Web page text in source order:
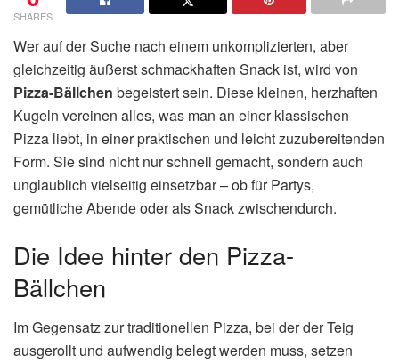
SHARES
Wer auf der Suche nach einem unkomplizierten, aber
gleichzeitig äußerst schmackhaften Snack ist, wird von
Pizza-Bällchen begeistert sein. Diese kleinen, herzhaften
Kugeln vereinen alles, was man an einer klassischen
Pizza liebt, in einer praktischen und leicht zuzubereitenden
Form. Sie sind nicht nur schnell gemacht, sondern auch
unglaublich vielseitig einsetzbar – ob für Partys,
gemütliche Abende oder als Snack zwischendurch.
Die Idee hinter den Pizza-
Bällchen
Im Gegensatz zur traditionellen Pizza, bei der der Teig
ausgerollt und aufwendig belegt werden muss, setzen